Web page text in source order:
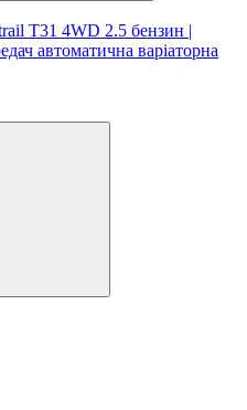
T31 4WD 2.5 бензин |
автоматична варіаторна